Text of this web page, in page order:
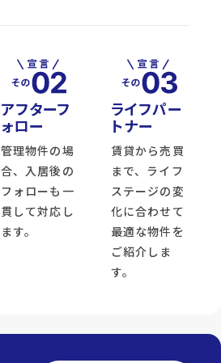
アフターフ
ォロー
管理物件の場
合、入居後の
フォローも一
貫して対応し
ます。
ライフパー
トナー
賃貸から売買
まで、ライフ
ステージの変
化に合わせて
最適な物件を
ご紹介しま
す。